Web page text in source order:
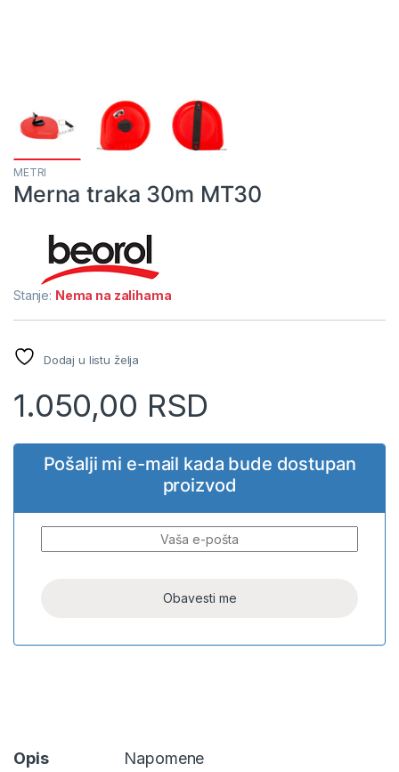
METRI
Merna traka 30m MT30
Stanje: Nema na zalihama
Dodaj u listu želja
1.050,00 RSD
Pošalji mi e-mail kada bude dostupan
proizvod
Opis Napomene